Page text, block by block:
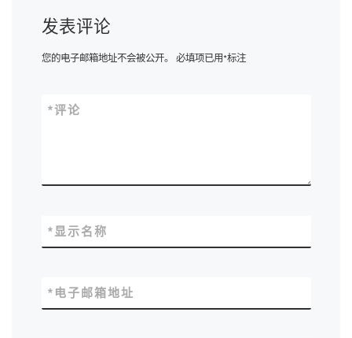
发表评论
您的电子邮箱地址不会被公开。 必填项已用*标注
评论
*
显示名称
*
电子邮箱地址
*